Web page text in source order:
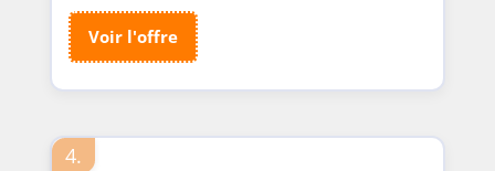
Voir l'offre
4.